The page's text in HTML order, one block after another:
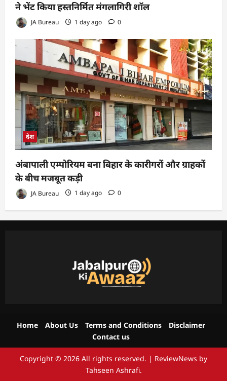
ने भेंट किया हस्तनिर्मित मंगलागिरी शॉल
JA Bureau 1 day ago 0
देश
अंबापाली एम्पोरियम बना बिहार के कारीगरों और ग्राहकों
के बीच मजबूत कड़ी
JA Bureau 1 day ago 0
Home About Us Terms and Conditions
Disclaimer
Contact us
Copyright © 2026 All rights reserved. | ReviewNews by
Tahseen Ashrafi.